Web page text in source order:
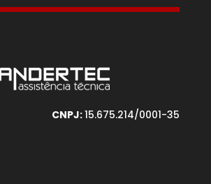
CNPJ:15.675.214/0001-35